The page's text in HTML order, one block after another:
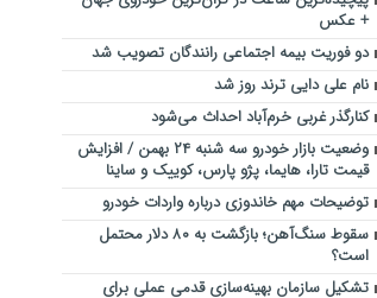
+ عکس
دو فوریت بیمه اجتماعی رانندگان تصویب شد
نام علی دایی ترند روز شد
کنارگذر غربی خرم‌آباد احداث می‌شود
وضعیت بازار خودرو سه شنبه ۲۴ بهمن / افزایش
قیمت تارا، هایما، پژو پارس، کوییک و ساینا
توضیحات مهم خاندوزی درباره واردات خودرو
سقوط سنگ‌آهن؛ بازگشت به ۸۰ دلار محتمل
است؟
تشکیل سازمان بهینه‌سازی قدمی عملی برای